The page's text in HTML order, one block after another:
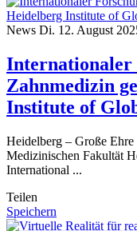
News Di. 12. August
Internationaler
Zahnmedizin
Institute of
Heidelberg – Große
Medizinischen Fakultät
International ...
Teilen
Speichern